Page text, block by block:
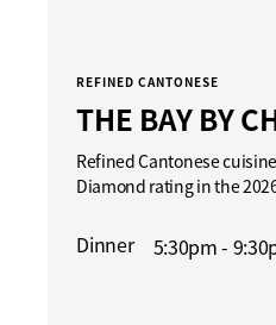
REFINED CANTONESE
THE BAY BY
Refined Cantonese
Diamond rating in the
Dinner 5:30pm -